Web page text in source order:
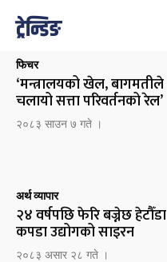
ट्रेन्डिङ
फिचर
‘मन्त्रालयको खेल, बागमतीले
चलायो सत्ता परिवर्तनको रेल’
२०८३ साउन ७ गते ।
अर्थ व्यापार
२४ वर्षपछि फेरि बज्नेछ हेटौँडा
कपडा उद्योगको साइरन
२०८३ असार २८ गते ।